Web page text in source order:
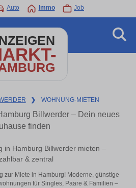
Auto Immo Job
❯ WOHNUNG-MIETEN
Billwerder – Dein neues
finden
in Hamburg Billwerder mieten –
& zentral
zur Miete in Hamburg! Moderne, günstige
für Singles, Paare & Familien –